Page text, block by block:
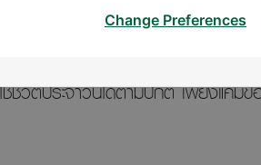
เชื่อมกระดูก ซึ่งใช้ในคนไข้ที่หยุดกา
งเจริญเติบโตอยู่
วิตประจำวันได้ตามปกติ เพียงแค่มี
Change Preferences